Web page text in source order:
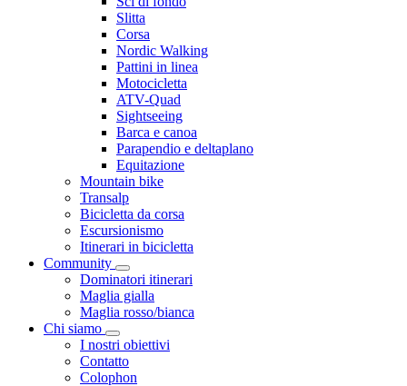
Slitta
Corsa
Nordic Walking
Pattini in linea
Motocicletta
ATV-Quad
Sightseeing
Barca e canoa
Parapendio e deltaplano
Equitazione
Mountain bike
Transalp
Bicicletta da corsa
Escursionismo
Itinerari in bicicletta
Community
Dominatori itinerari
Maglia gialla
Maglia rosso/bianca
Chi siamo
I nostri obiettivi
Contatto
Colophon